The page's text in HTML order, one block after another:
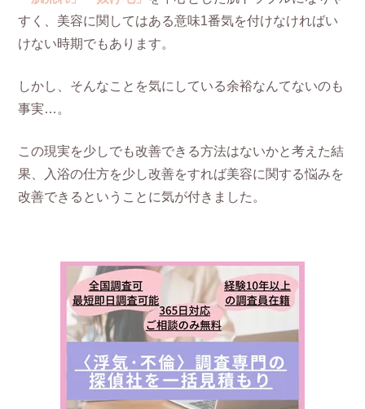
すく、美容に関してはある意味1番気を付けなければい
けない時期でもあります。
しかし、そんなことを気にしている余裕なんてないのも
事実…。
この現実を少しでも改善できる方法はないかと考えた結
果、入浴の仕方を少し改善をすれば美容に関する悩みを
改善できるということに気が付きました。